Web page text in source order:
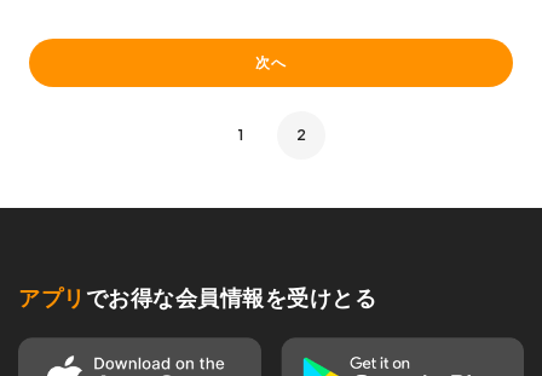
次へ
1 2
アプリ でお得な会員情報を受けとる